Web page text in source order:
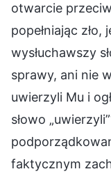
otwarcie
popełniając
wysłuchawszy
sprawy, ani nie
uwierzyli Mu i
słowo
faktycznym